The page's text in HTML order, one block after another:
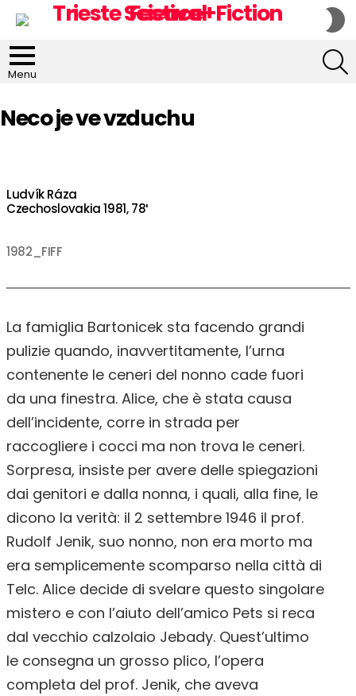
Menu
Neco je ve vzduchu
Ludvík Ráza
Czechoslovakia 1981, 78′
1982_FIFF
La famiglia Bartonicek sta facendo grandi
pulizie quando, inavvertitamente, l’urna
contenente le ceneri del nonno cade fuori
da una finestra. Alice, che è stata causa
dell’incidente, corre in strada per
raccogliere i cocci ma non trova le ceneri.
Sorpresa, insiste per avere delle spiegazioni
dai genitori e dalla nonna, i quali, alla fine, le
dicono la verità: il 2 settembre 1946 il prof.
Rudolf Jenik, suo nonno, non era morto ma
era semplicemente scomparso nella città di
Telc. Alice decide di svelare questo singolare
mistero e con l’aiuto dell’amico Pets si reca
dal vecchio calzolaio Jebady. Quest’ultimo
le consegna un grosso plico, l’opera
completa del prof. Jenik, che aveva